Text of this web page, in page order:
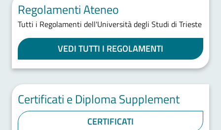
Regolamenti Ateneo
Tutti i Regolamenti dell'Università degli Studi di Trieste
VEDI TUTTI I REGOLAMENTI
Certificati e Diploma Supplement
CERTIFICATI